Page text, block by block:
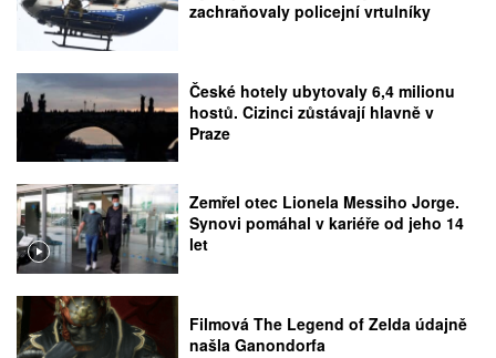
zachraňovaly policejní vrtulníky
České hotely ubytovaly 6,4 milionu
hostů. Cizinci zůstávají hlavně v
Praze
Zemřel otec Lionela Messiho Jorge.
Synovi pomáhal v kariéře od jeho 14
let
Filmová The Legend of Zelda údajně
našla Ganondorfa